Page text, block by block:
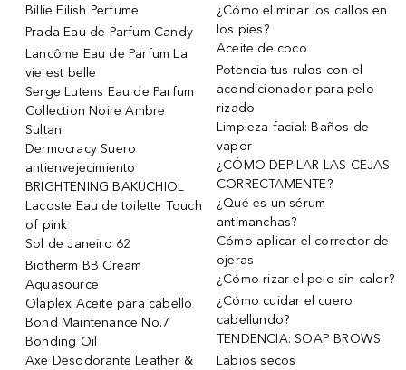
Billie Eilish Perfume
Prada Eau de Parfum Candy
Lancôme Eau de Parfum La
vie est belle
Serge Lutens Eau de Parfum
Collection Noire Ambre
Sultan
Dermocracy Suero
antienvejecimiento
BRIGHTENING BAKUCHIOL
Lacoste Eau de toilette Touch
of pink
Sol de Janeiro 62
Biotherm BB Cream
Aquasource
Olaplex Aceite para cabello
Bond Maintenance No.7
Bonding Oil
Axe Desodorante Leather &
¿Cómo eliminar los callos en
los pies?
Aceite de coco
Potencia tus rulos con el
acondicionador para pelo
rizado
Limpieza facial: Baños de
vapor
¿CÓMO DEPILAR LAS CEJAS
CORRECTAMENTE?
¿Qué es un sérum
antimanchas?
Cómo aplicar el corrector de
ojeras
¿Cómo rizar el pelo sin calor?
¿Cómo cuidar el cuero
cabellundo?
TENDENCIA: SOAP BROWS
Labios secos